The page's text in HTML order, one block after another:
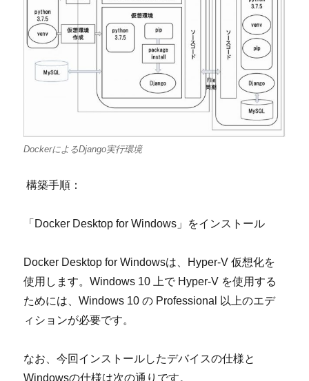
DockerによるDjango実行環境
構築手順：
「 Docker Desktop for Windows 」をインストール
Docker Desktop for Windowsは、 Hyper-V仮想化を
使用します。Windows 10 上でHyper-V を使用する
ためには、Windows 10の Professional
以上のエデ
ィションが必要です。
なお、今回インストールしたデバイスの仕様と
Windowsの仕様は次の通りです。